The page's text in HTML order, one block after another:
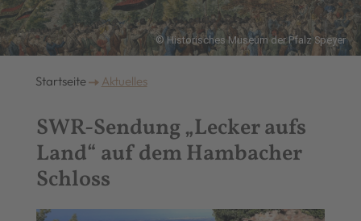
© Historisches Museum der Pfalz Speyer
Startseite Aktuelles
SWR-Sendung „Lecker aufs
Land“ auf dem Hambacher
Schloss